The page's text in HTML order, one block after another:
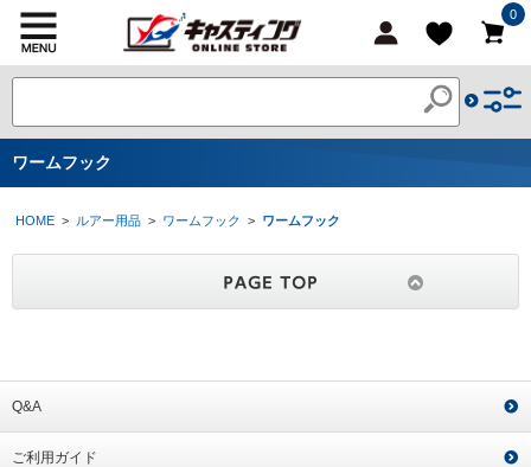
0
ワームフック
HOME > ルアー用品 > ワームフック > ワームフック
Q&A
ご利用ガイド